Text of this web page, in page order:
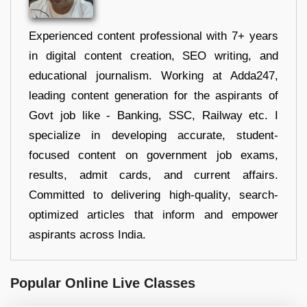
Experienced content professional with 7+ years
in digital content creation, SEO writing, and
educational journalism. Working at Adda247,
leading content generation for the aspirants of
Govt job like - Banking, SSC, Railway etc. I
specialize in developing accurate, student-
focused content on government job exams,
results, admit cards, and current affairs.
Committed to delivering high-quality, search-
optimized articles that inform and empower
aspirants across India.
Popular Online Live Classes